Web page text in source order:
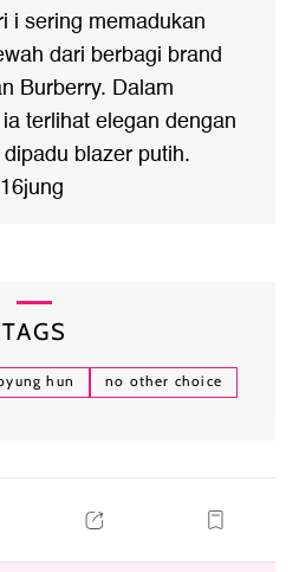
i sering memadukan
dari berbagi brand
Burberry. Dalam
terlihat elegan dengan
blazer putih.
TAGS
hun no other choice